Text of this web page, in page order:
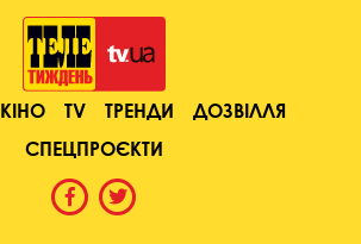
КІНО TV ТРЕНДИ
ДОЗВІЛЛЯ
СПЕЦПРОЄКТИ